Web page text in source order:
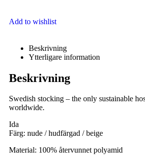
Add to wishlist
Beskrivning
Ytterligare information
Beskrivning
Swedish stocking – the only sustainable
worldwide.
Ida
Färg: nude / hudfärgad / beige
Material: 100% återvunnet polyamid